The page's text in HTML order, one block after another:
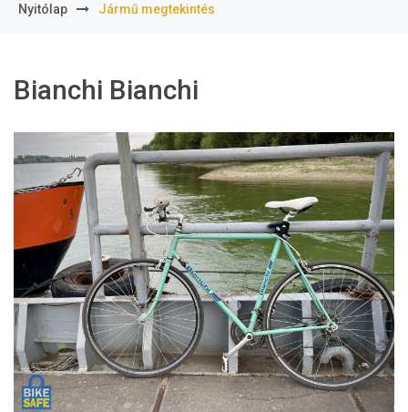
Nyitólap jármű megtekintés
Bianchi Bianchi